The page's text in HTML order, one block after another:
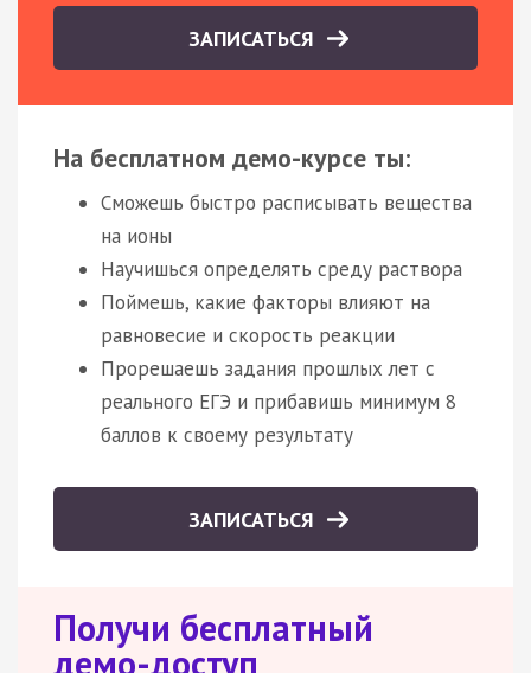
ЗАПИСАТЬСЯ
На бесплатном демо-курсе ты:
Сможешь быстро расписывать вещества
на ионы
Научишься определять среду раствора
Поймешь, какие факторы влияют на
равновесие и скорость реакции
Прорешаешь задания прошлых лет с
реального ЕГЭ и прибавишь минимум 8
баллов к своему результату
ЗАПИСАТЬСЯ
Получи бесплатный
демо-доступ